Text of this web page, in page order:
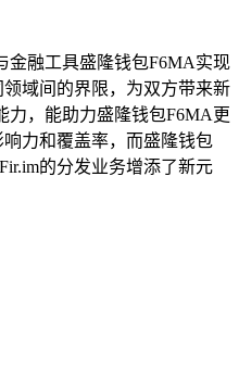
金融工具盛隆钱包F6MA实现
域间的界限，为双方带来新
力，能助力盛隆钱包F6MA更
力和覆盖率，而盛隆钱包
的分发业务增添了新元